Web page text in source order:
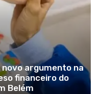
argumento na
financeiro do
Belém